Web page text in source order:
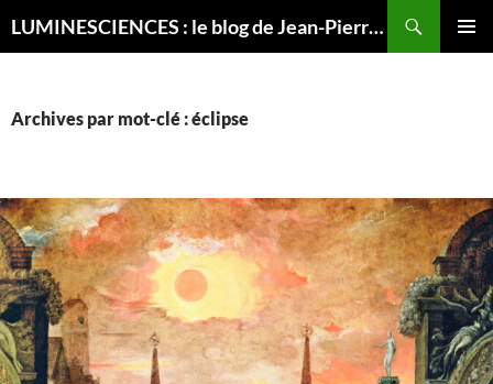
LUMINESCIENCES : le blog de Jean-Pierre LUMINET, astrophysicien
Archives par mot-clé : éclipse